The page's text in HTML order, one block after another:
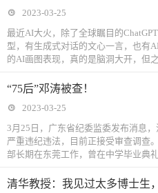
2023-03-25
最近AI大火，除了全球瞩目的
型，有生成式对话的文心一言，也有
的AI画图表现，真的是脑洞大开，但
“75后”邓涛被查！
2023-03-25
3月25日，广东省纪委监委发布消息
严重违纪违法，目前正接受审查调查
部长期在东莞工作，曾在中学毕业典
清华教授：我见过太多博士生